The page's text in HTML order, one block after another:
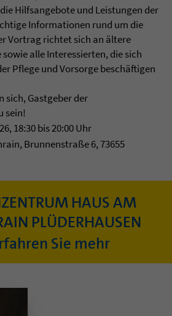
Hilfsangebote und Leistungen der
Informationen rund um die
Vortrag richtet sich an ältere
alle Interessierten, die sich
Pflege und Vorsorge beschäftigen
sich, Gastgeber der
sein!
18:30 bis 20:00 Uhr
Brunnenstraße 6, 73655
HAUS AM
PLÜDERHAUSEN
Sie mehr